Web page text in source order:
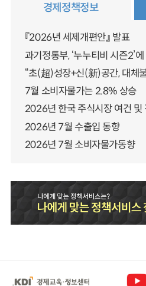
경제정책정보
『2026년 세제개편안』 발표
과기정통부, ‘누누티비 시즌2’
“초(超)성장+신(新)공간, 대체
7월 소비자물가는 2.8% 상승
2026년 한국 주식시장 여건 및
2026년 7월 수출입 동향
2026년 7월 소비자물가동향